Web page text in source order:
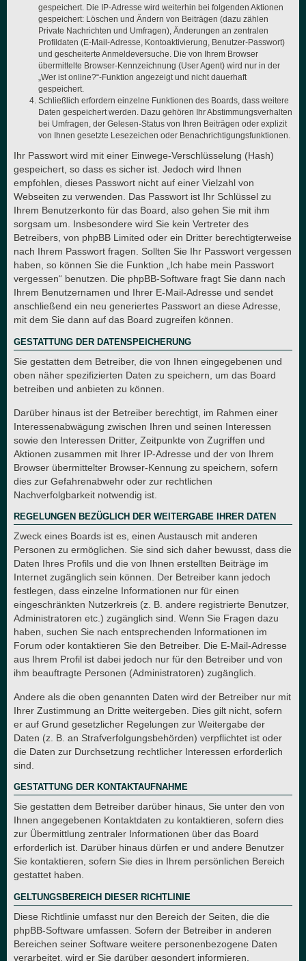
gespeichert. Die IP-Adresse wird weiterhin bei folgenden Aktionen
gespeichert: Löschen und Ändern von Beiträgen (dazu zählen
Private Nachrichten und Umfragen), Änderungen an zentralen
Profildaten (E-Mail-Adresse, Kontoaktivierung, Benutzer-Passwort)
und gescheiterte Anmeldeversuche. Die von Ihrem Browser
übermittelte Browser-Kennzeichnung (User Agent) wird nur in der
„Wer ist online?“-Funktion angezeigt und nicht dauerhaft
gespeichert.
Schließlich erfordern einzelne Funktionen des Boards, dass weitere
Daten gespeichert werden. Dazu gehören Ihr Abstimmungsverhalten
bei Umfragen, der Gelesen-Status von Ihren Beiträgen oder explizit
von Ihnen gesetzte Lesezeichen oder Benachrichtigungsfunktionen.
Ihr Passwort wird mit einer Einwege-Verschlüsselung (Hash)
gespeichert, so dass es sicher ist. Jedoch wird Ihnen
empfohlen, dieses Passwort nicht auf einer Vielzahl von
Webseiten zu verwenden. Das Passwort ist Ihr Schlüssel zu
Ihrem Benutzerkonto für das Board, also gehen Sie mit ihm
sorgsam um. Insbesondere wird Sie kein Vertreter des
Betreibers, von phpBB Limited oder ein Dritter berechtigterweise
nach Ihrem Passwort fragen. Sollten Sie Ihr Passwort vergessen
haben, so können Sie die Funktion „Ich habe mein Passwort
vergessen“ benutzen. Die phpBB-Software fragt Sie dann nach
Ihrem Benutzernamen und Ihrer E-Mail-Adresse und sendet
anschließend ein neu generiertes Passwort an diese Adresse,
mit dem Sie dann auf das Board zugreifen können.
GESTATTUNG DER DATENSPEICHERUNG
Sie gestatten dem Betreiber, die von Ihnen eingegebenen und
oben näher spezifizierten Daten zu speichern, um das Board
betreiben und anbieten zu können.
Darüber hinaus ist der Betreiber berechtigt, im Rahmen einer
Interessenabwägung zwischen Ihren und seinen Interessen
sowie den Interessen Dritter, Zeitpunkte von Zugriffen und
Aktionen zusammen mit Ihrer IP-Adresse und der von Ihrem
Browser übermittelter Browser-Kennung zu speichern, sofern
dies zur Gefahrenabwehr oder zur rechtlichen
Nachverfolgbarkeit notwendig ist.
REGELUNGEN BEZÜGLICH DER WEITERGABE IHRER DATEN
Zweck eines Boards ist es, einen Austausch mit anderen
Personen zu ermöglichen. Sie sind sich daher bewusst, dass die
Daten Ihres Profils und die von Ihnen erstellten Beiträge im
Internet zugänglich sein können. Der Betreiber kann jedoch
festlegen, dass einzelne Informationen nur für einen
eingeschränkten Nutzerkreis (z. B. andere registrierte Benutzer,
Administratoren etc.) zugänglich sind. Wenn Sie Fragen dazu
haben, suchen Sie nach entsprechenden Informationen im
Forum oder kontaktieren Sie den Betreiber. Die E-Mail-Adresse
aus Ihrem Profil ist dabei jedoch nur für den Betreiber und von
ihm beauftragte Personen (Administratoren) zugänglich.
Andere als die oben genannten Daten wird der Betreiber nur mit
Ihrer Zustimmung an Dritte weitergeben. Dies gilt nicht, sofern
er auf Grund gesetzlicher Regelungen zur Weitergabe der
Daten (z. B. an Strafverfolgungsbehörden) verpflichtet ist oder
die Daten zur Durchsetzung rechtlicher Interessen erforderlich
sind.
GESTATTUNG DER KONTAKTAUFNAHME
Sie gestatten dem Betreiber darüber hinaus, Sie unter den von
Ihnen angegebenen Kontaktdaten zu kontaktieren, sofern dies
zur Übermittlung zentraler Informationen über das Board
erforderlich ist. Darüber hinaus dürfen er und andere Benutzer
Sie kontaktieren, sofern Sie dies in Ihrem persönlichen Bereich
gestattet haben.
GELTUNGSBEREICH DIESER RICHTLINIE
Diese Richtlinie umfasst nur den Bereich der Seiten, die die
phpBB-Software umfassen. Sofern der Betreiber in anderen
Bereichen seiner Software weitere personenbezogene Daten
verarbeitet, wird er Sie darüber gesondert informieren.